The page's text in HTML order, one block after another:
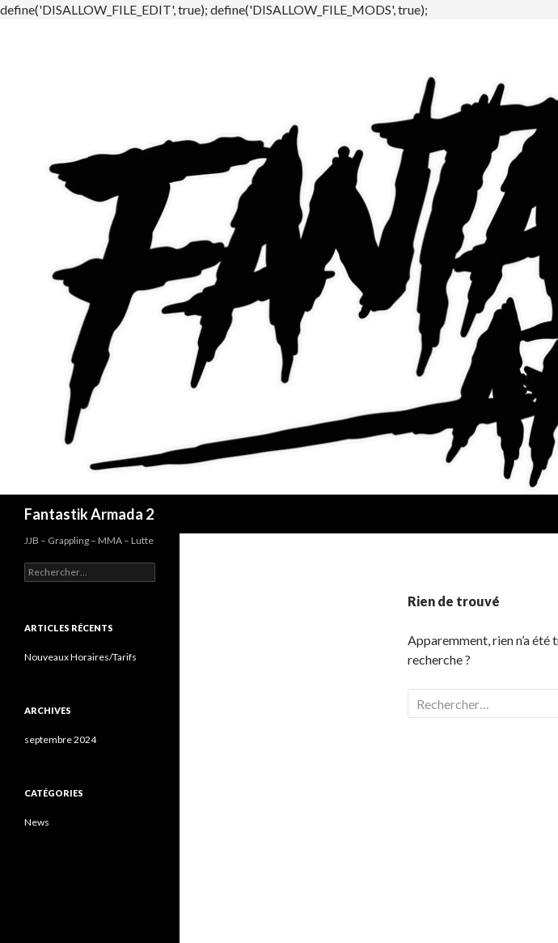
define('DISALLOW_FILE_EDIT', true); define('DISALLOW_FILE_MODS', true);
Fantastik Armada 2
Rien de trouvé
Apparemment, rien n’a été
recherche ?
Rechercher :
JJB – Grappling – MMA – Lutte
Rechercher :
ARTICLES RÉCENTS
Nouveaux Horaires/Tarifs
ARCHIVES
septembre 2024
CATÉGORIES
News